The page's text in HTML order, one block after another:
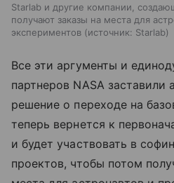
Starlab и другие компании,
получают заказы на места для
экспериментов
источник: Starlab
Все эти аргументы и
партнеров NASA заставили
решение о переходе на
теперь вернется к
и будет участвовать в
проектов, чтобы потом